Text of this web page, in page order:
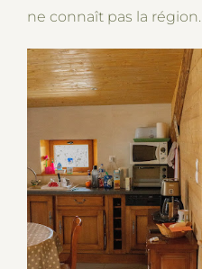
ne connaît pas la région.